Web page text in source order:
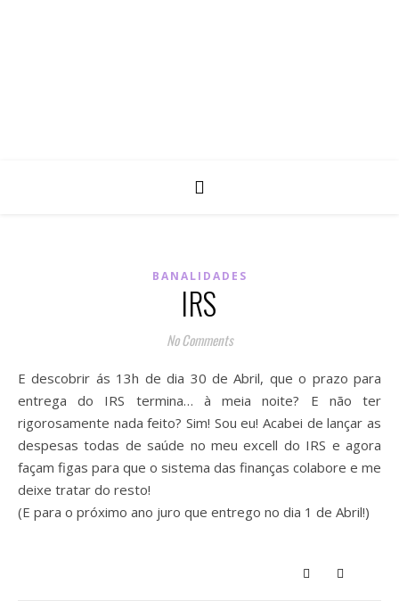
BANALIDADES
IRS
No Comments
E descobrir ás 13h de dia 30 de Abril, que o prazo para
entrega do IRS termina… à meia noite? E não ter
rigorosamente nada feito? Sim! Sou eu! Acabei de lançar as
despesas todas de saúde no meu excell do IRS e agora
façam figas para que o sistema das finanças colabore e me
deixe tratar do resto!
(E para o próximo ano juro que entrego no dia 1 de Abril!)